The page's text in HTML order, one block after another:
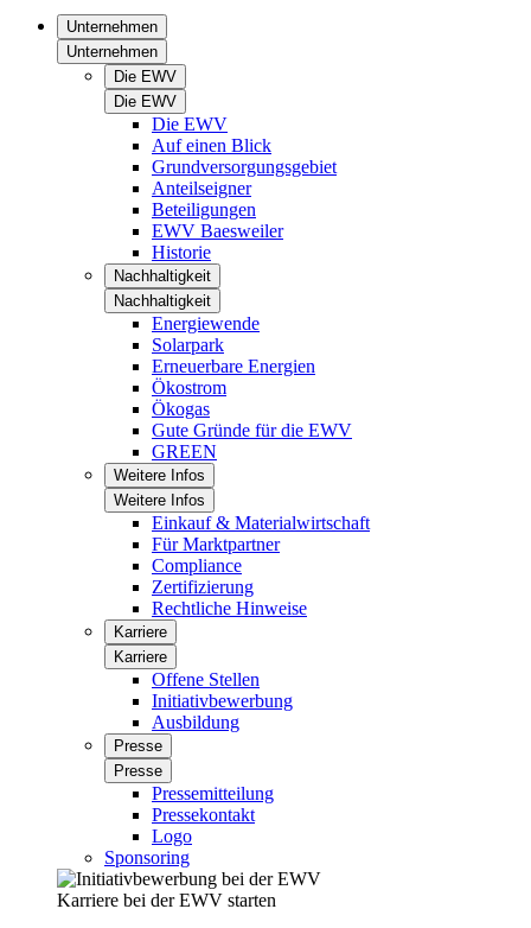
Unternehmen
Unternehmen
Die EWV
Die EWV
Die EWV
Auf einen Blick
Grundversorgungsgebiet
Anteilseigner
Beteiligungen
EWV Baesweiler
Historie
Nachhaltigkeit
Nachhaltigkeit
Energiewende
Solarpark
Erneuerbare Energien
Ökostrom
Ökogas
Gute Gründe für die EWV
GREEN
Weitere Infos
Weitere Infos
Einkauf & Materialwirtschaft
Für Marktpartner
Compliance
Zertifizierung
Rechtliche Hinweise
Karriere
Karriere
Offene Stellen
Initiativbewerbung
Ausbildung
Presse
Presse
Pressemitteilung
Pressekontakt
Logo
Sponsoring
Karriere bei der EWV starten